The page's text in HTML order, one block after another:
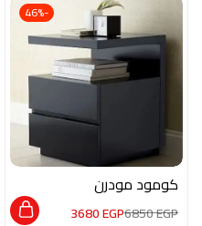
-46%
كومود مودرن
MON172
6850EGP
3680EGP